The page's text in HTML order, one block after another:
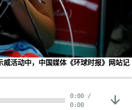
活动中，中国媒体《环球时报》网站记
0:00 /
0:00